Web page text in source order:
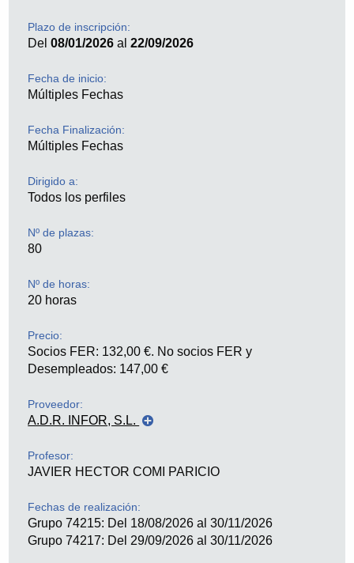
Plazo de inscripción:
Del08/01/2026 al22/09/2026
Fecha de inicio:
Múltiples Fechas
Fecha Finalización:
Múltiples Fechas
Dirigido a:
Todos los perfiles
Nº de plazas:
80
Nº de horas:
20 horas
Precio:
Socios FER: 132,00 €. No socios FER y
Desempleados: 147,00 €
Proveedor:
A.D.R. INFOR, S.L.
ADR Infor S.L., nombre comercial ADR Formación,
es una empresa con sede en Logroño dedicada a la
formación y al desarrollo de aplicaciones
Profesor:
JAVIER HECTOR COMI PARICIO
Fechas de realización:
Grupo 74215: Del 18/08/2026 al 30/11/2026
Grupo 74217: Del 29/09/2026 al 30/11/2026